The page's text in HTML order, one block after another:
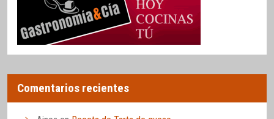
Comentarios recientes